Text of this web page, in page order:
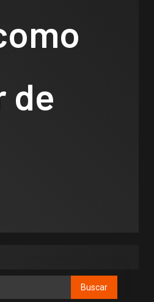
de
polìtica